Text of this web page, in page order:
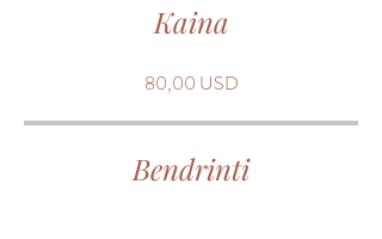
Kaina
80,00 USD
Bendrinti